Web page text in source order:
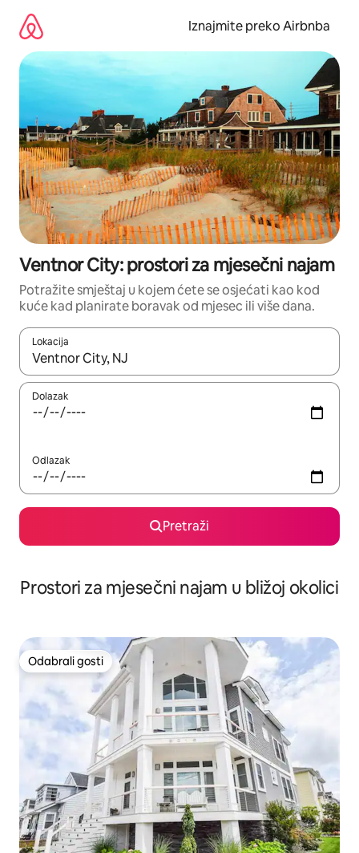
sadržaj
Iznajmite preko Airbnba
Ventnor City: prostori za mjesečni najam
Potražite smještaj u kojem ćete se osjećati kao kod
kuće kad planirate boravak od mjesec ili više dana.
Lokacija
Kada budu dostupni rezultati, moći ćete ih pregledati
Dolazak
Odlazak
Pretraži
Prostori za mjesečni najam u bližoj okolici
Odabrali gosti
Odabrali gosti